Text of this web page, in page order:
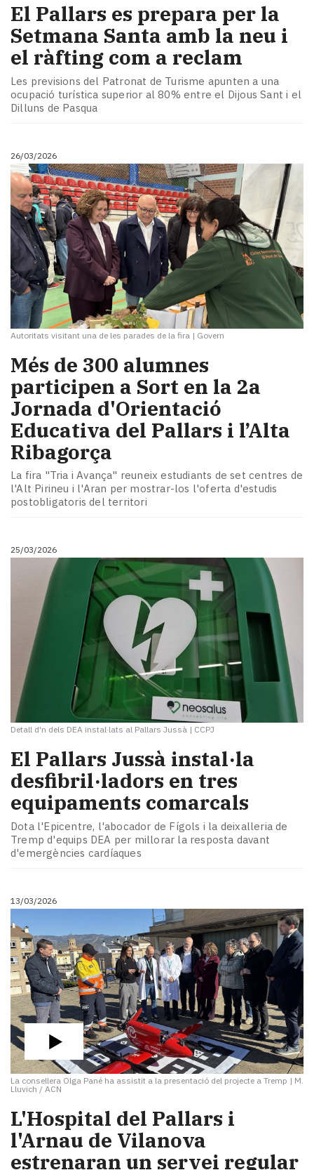
El Pallars es prepara per la
Setmana Santa amb la neu i
el ràfting com a reclam
Les previsions del Patronat de Turisme apunten a una
ocupació turística superior al 80% entre el Dijous Sant i el
Dilluns de Pasqua
26/03/2026
Autoritats visitant una de les parades de la fira | Govern
Més de 300 alumnes
participen a Sort en la 2a
Jornada d'Orientació
Educativa del Pallars i l’Alta
Ribagorça
La fira "Tria i Avança" reuneix estudiants de set centres de
l'Alt Pirineu i l'Aran per mostrar-los l'oferta d'estudis
postobligatoris del territori
25/03/2026
Detall d'n dels DEA instal·lats al Pallars Jussà | CCPJ
El Pallars Jussà instal·la
desfibril·ladors en tres
equipaments comarcals
Dota l'Epicentre, l'abocador de Fígols i la deixalleria de
Tremp d'equips DEA per millorar la resposta davant
d'emergències cardíaques
13/03/2026
La consellera Olga Pané ha assistit a la presentació del projecte a Tremp | M.
Lluvich / ACN
​L'Hospital del Pallars i
l'Arnau de Vilanova
estrenaran un servei regular